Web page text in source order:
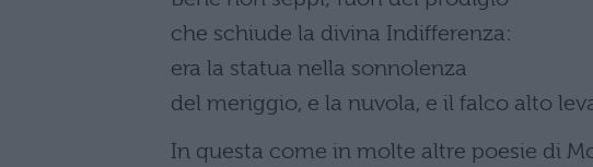
che schiude la divina Indifferenza:
era la statua nella sonnolenza
del meriggio, e la nuvola, e il falco alto
In questa come in molte altre poesie di